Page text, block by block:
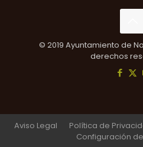
© 2019 Ayuntamiento de
derechos
Aviso Legal Política de
Configuración